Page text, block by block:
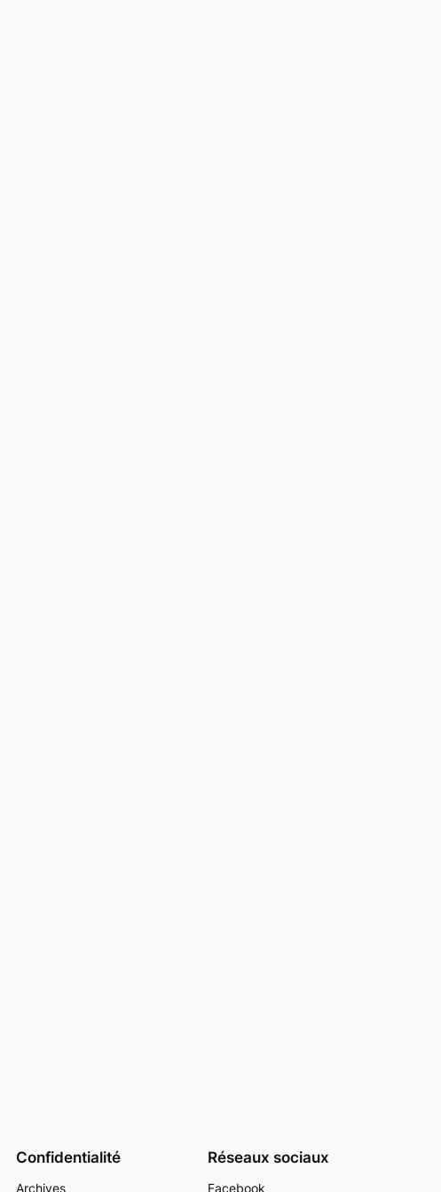
Confidentialité
Archives
Réseaux sociaux
Facebook